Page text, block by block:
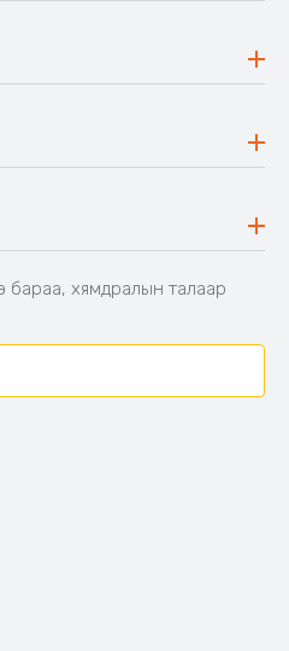
бараа, хямдралын талаар